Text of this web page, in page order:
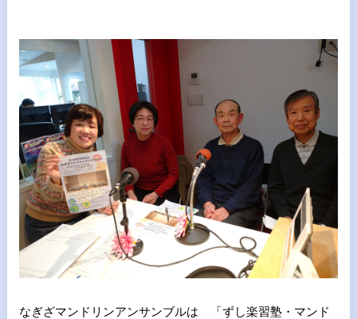
なぎざマンドリンアンサンブルは 「ずし楽習塾・マンド